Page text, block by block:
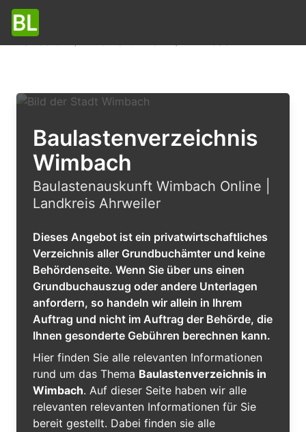
Baulastenverzeichnis
Wimbach
Baulastenauskunft Wimbach Online |
Landkreis Ahrweiler
Dieses Angebot ist ein privatwirtschaftliches
Verzeichnis aller Grundbuchämter und keine
Behördenseite. Wenn Sie über uns einen
Grundbuchauszug oder andere Unterlagen
anfordern, so handeln wir allein in Ihrem
Auftrag und nicht im Auftrag der Behörde, die
Ihnen gesonderte Gebühren berechnen kann.
Hier finden Sie alle relevanten Informationen
rund um das Thema Baulastenverzeichnis in
Wimbach. Auf dieser Seite haben wir alle
relevanten relevanten Informationen für Sie
bereit gestellt. Dabei finden sie alle